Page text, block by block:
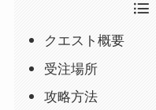
クエスト概要
受注場所
攻略方法